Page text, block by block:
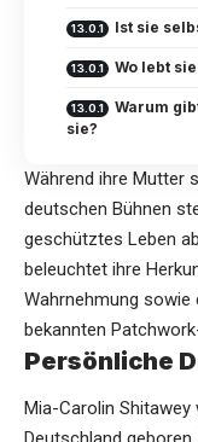
Ist sie
Wo lebt
Warum
sie?
Während ihre Mutter
deutschen Bühnen
geschütztes Leben
beleuchtet ihre
Wahrnehmung sowie
bekannten
Persönliche
Mia-Carolin Shitawey